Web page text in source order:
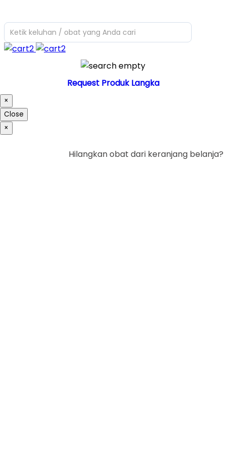
Ketik keluhan / obat yang Anda cari
Request Produk Langka
×
Close
×
Hilangkan obat dari keranjang belanja?